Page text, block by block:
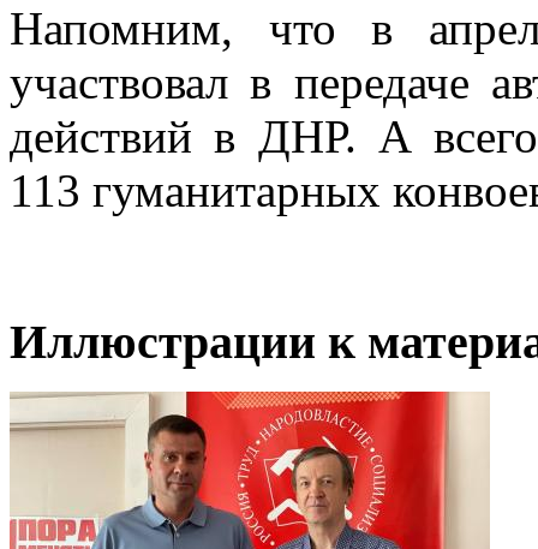
Напомним, что в
участвовал в передаче
действий в ДНР. А
113 гуманитарных
Иллюстрации к